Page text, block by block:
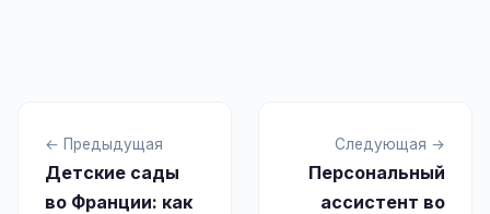
← Предыдущая
Детские сады
во Франции: как
Следующая →
Персональный
ассистент во